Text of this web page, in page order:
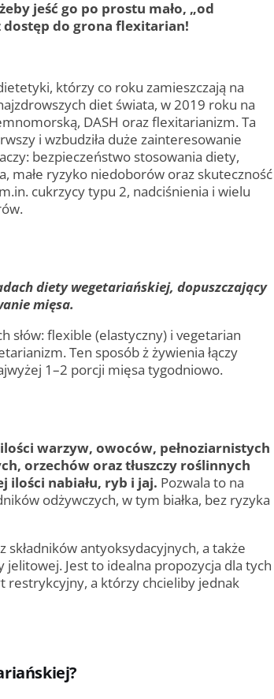
jeść go po prostu mało, „od
dostęp do grona flexitarian!
którzy co roku zamieszczają na
diet świata, w 2019 roku na
DASH oraz flexitarianizm. Ta
i wzbudziła duże zainteresowanie
bezpieczeństwo stosowania diety,
małe ryzyko niedoborów oraz skuteczność
cukrzycy typu 2, nadciśnienia i wielu
diety wegetariańskiej, dopuszczający
mięsa.
słów: flexible (elastyczny) i vegetarian
Ten sposób ż żywienia łączy
1–2 porcji mięsa tygodniowo.
warzyw, owoców, pełnoziarnistych
orzechów oraz tłuszczy roślinnych
ilości nabiału, ryb i jaj. Pozwala to na
odżywczych, w tym białka, bez ryzyka
antyoksydacyjnych, a także
Jest to idealna propozycja dla tych
restrykcyjny, a którzy chcieliby jednak